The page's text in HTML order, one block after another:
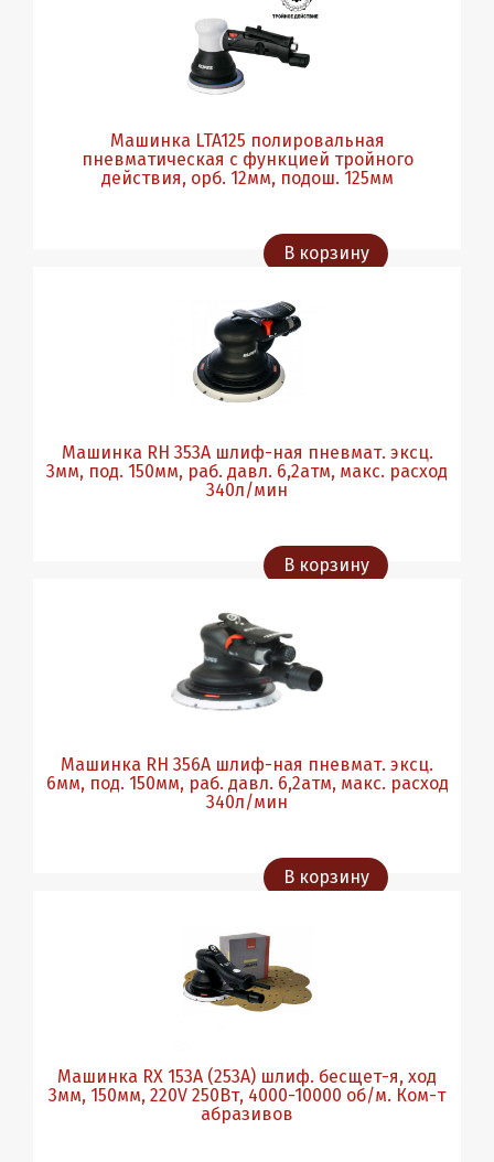
Машинка LTA125 полировальная
пневматическая с функцией тройного
действия, орб. 12мм, подош. 125мм
В корзину
Машинка RH 353A шлиф-ная пневмат. эксц.
3мм, под. 150мм, раб. давл. 6,2атм, макс. расход
340л/мин
В корзину
Машинка RH 356A шлиф-ная пневмат. эксц.
6мм, под. 150мм, раб. давл. 6,2атм, макс. расход
340л/мин
В корзину
Машинка RX 153A (253А) шлиф. бесщет-я, ход
3мм, 150мм, 220V 250Вт, 4000-10000 об/м. Ком-т
абразивов